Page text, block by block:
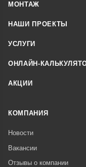
МОНТАЖ
НАШИ ПРОЕКТЫ
УСЛУГИ
ОНЛАЙН-
АКЦИИ
КОМПАНИЯ
Новости
Вакансии
Отзывы о компании